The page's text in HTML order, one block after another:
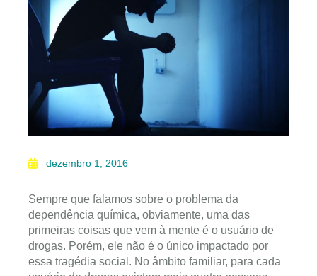
dezembro 1, 2016
Sempre que falamos sobre o problema da
dependência química, obviamente, uma das
primeiras coisas que vem à mente é o usuário de
drogas. Porém, ele não é o único impactado por
essa tragédia social. No âmbito familiar, para cada